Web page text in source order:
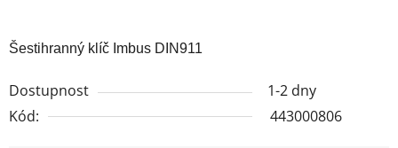
Šestihranný klíč Imbus DIN911
Dostupnost
1-2 dny
Kód:
443000806